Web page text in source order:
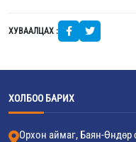
ХУВААЛЦАХ :
ХОЛБОО БАРИХ
Орхон аймаг, Баян-Өндөр